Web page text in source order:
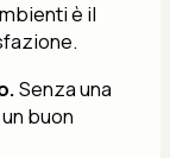
è il
Senza una
buon